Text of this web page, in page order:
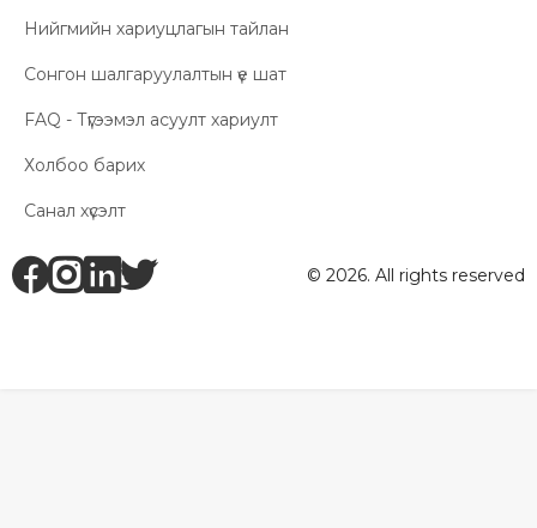
Нийгмийн хариуцлагын тайлан
Сонгон шалгаруулалтын үе шат
FAQ - Түгээмэл асуулт хариулт
Холбоо барих
Санал хүсэлт
fbig litw © 2026. All rights reserved